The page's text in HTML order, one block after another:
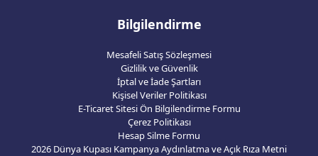
Bilgilendirme
Mesafeli Satış Sözleşmesi
Gizlilik ve Güvenlik
İptal ve İade Şartları
Kişisel Veriler Politikası
E-Ticaret Sitesi Ön Bilgilendirme Formu
Çerez Politikası
Hesap Silme Formu
2026 Dünya Kupası Kampanya Aydınlatma ve Açık Rıza Metni